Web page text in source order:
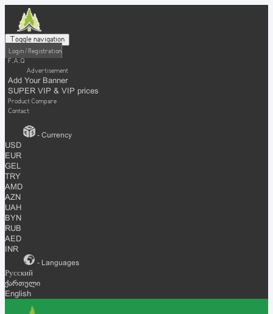
Toggle navigation
Login / Registration
F.A.Q
Advertisement
Add Your Banner
SUPER VIP & VIP prices
Product Compare
Contact
- Currency
USD
EUR
GEL
TRY
AMD
AZN
UAH
BYN
RUB
AED
INR
- Languages
Русский
ქართული
English